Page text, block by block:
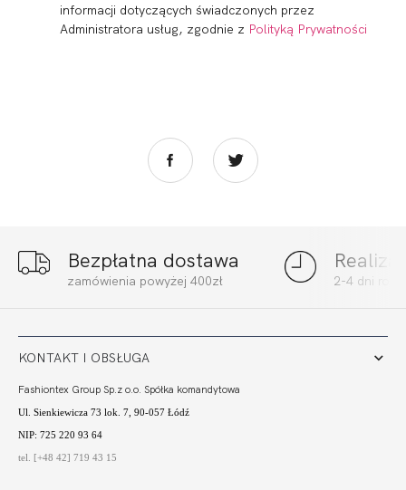
BEACH FIGI
BEACH FIGI
informacji dotyczących świadczonych przez
Administratora usług, zgodnie z Polityką Prywatności
Bezpłatna dostawa
zamówienia powyżej 400zł 2-4 dni
KONTAKT I OBSŁUGA
Fashiontex Group Sp.z o.o. Spółka komandytowa
Ul. Sienkiewicza 73 lok. 7, 90-057 Łódź
NIP: 725 220 93 64
tel. [+48 42] 719 43 15